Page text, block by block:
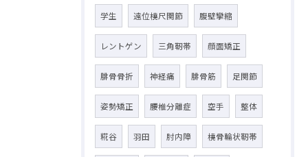
学生 遠位橈尺関節 腹壁攣縮
レントゲン 三角靭帯 顔面矯正
腓骨骨折 神経痛 腓骨筋 足関節
姿勢矯正 腰椎分離症 空手 整体
糀谷 羽田 肘内障 橈骨輪状靭帯